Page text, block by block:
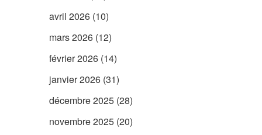
avril 2026 (10)
mars 2026 (12)
février 2026 (14)
janvier 2026 (31)
décembre 2025 (28)
novembre 2025 (20)